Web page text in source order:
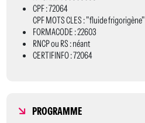
CPF : 72064
CPF MOTS CLES : "fluide frigorigène"
FORMACODE : 22603
RNCP ou RS : néant
CERTIFINFO : 72064
PROGRAMME